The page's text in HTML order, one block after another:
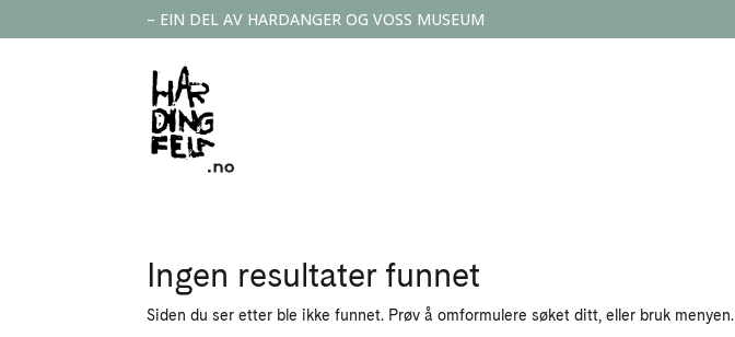
– EIN DEL AV HARDANGER OG VOSS MUSEUM
Ingen resultater funnet
Siden du ser etter ble ikke funnet. Prøv å omformulere søket ditt, eller bruk menyen.